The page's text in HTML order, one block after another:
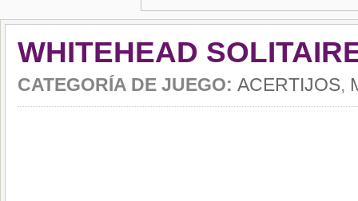
WHITEHEAD
CATEGORÍA DE JUEGO: ACERTIJOS,